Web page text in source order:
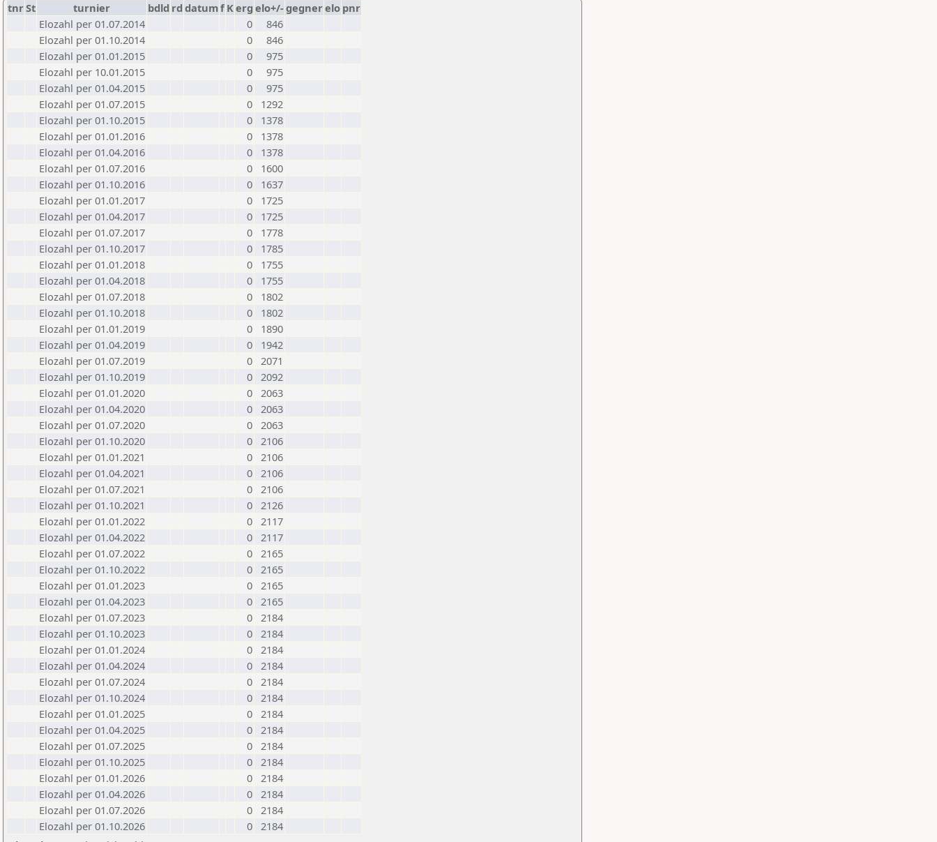
tnrSt turnier bdld rd datumf Kerg elo+/-gegnerelo pnr
Elozahl per 01.07.2014
0
846
Elozahl per 01.10.2014
0
846
Elozahl per 01.01.2015
0
975
Elozahl per 10.01.2015
0
975
Elozahl per 01.04.2015
0
975
Elozahl per 01.07.2015
0
1292
Elozahl per 01.10.2015
0
1378
Elozahl per 01.01.2016
0
1378
Elozahl per 01.04.2016
0
1378
Elozahl per 01.07.2016
0
1600
Elozahl per 01.10.2016
0
1637
Elozahl per 01.01.2017
0
1725
Elozahl per 01.04.2017
0
1725
Elozahl per 01.07.2017
0
1778
Elozahl per 01.10.2017
0
1785
Elozahl per 01.01.2018
0
1755
Elozahl per 01.04.2018
0
1755
Elozahl per 01.07.2018
0
1802
Elozahl per 01.10.2018
0
1802
Elozahl per 01.01.2019
0
1890
Elozahl per 01.04.2019
0
1942
Elozahl per 01.07.2019
0 2071
Elozahl per 01.10.2019
0 2092
Elozahl per 01.01.2020
0 2063
Elozahl per 01.04.2020
0 2063
Elozahl per 01.07.2020
0 2063
Elozahl per 01.10.2020
0 2106
Elozahl per 01.01.2021
0 2106
Elozahl per 01.04.2021
0 2106
Elozahl per 01.07.2021
0 2106
Elozahl per 01.10.2021
0 2126
Elozahl per 01.01.2022
0 2117
Elozahl per 01.04.2022
0 2117
Elozahl per 01.07.2022
0 2165
Elozahl per 01.10.2022
0 2165
Elozahl per 01.01.2023
0 2165
Elozahl per 01.04.2023
0 2165
Elozahl per 01.07.2023
0 2184
Elozahl per 01.10.2023
0 2184
Elozahl per 01.01.2024
0 2184
Elozahl per 01.04.2024
0 2184
Elozahl per 01.07.2024
0 2184
Elozahl per 01.10.2024
0 2184
Elozahl per 01.01.2025
0 2184
Elozahl per 01.04.2025
0 2184
Elozahl per 01.07.2025
0 2184
Elozahl per 01.10.2025
0 2184
Elozahl per 01.01.2026
0 2184
Elozahl per 01.04.2026
0 2184
Elozahl per 01.07.2026
0 2184
Elozahl per 01.10.2026
0 2184